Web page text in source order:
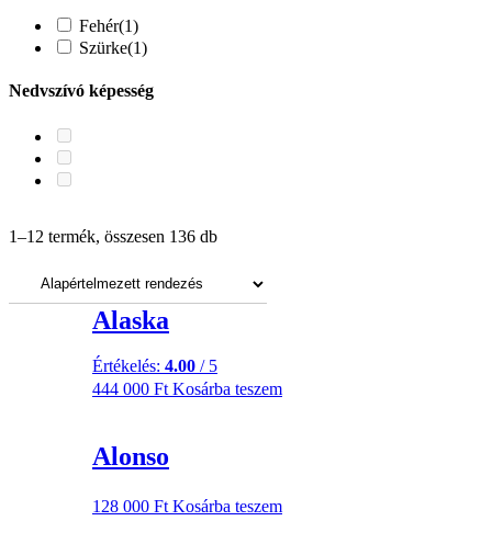
Fehér(1)
Szürke(1)
Nedvszívó képesség
tűnik, az általad keresett termék még hiányzik a sorból.
Menj biztosra: az aktuális készletről érdeklődj a
webshop@modiz.hu e-mail-címen!
1–12 termék, összesen 136 db
Alaska
Értékelés: 4.00 / 5
444 000 Ft Kosárba teszem
Alonso
128 000 Ft Kosárba teszem